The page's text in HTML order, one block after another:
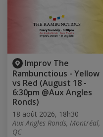
Improv The
Rambunctious - Yellow
vs Red (August 18 -
6:30pm @Aux Angles
Ronds)
18 août 2026, 18h30
Aux Angles Ronds, Montréal,
QC